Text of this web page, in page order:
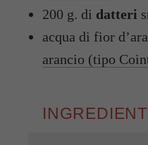
200 g. di datteri
acqua di fior
arancio (tipo